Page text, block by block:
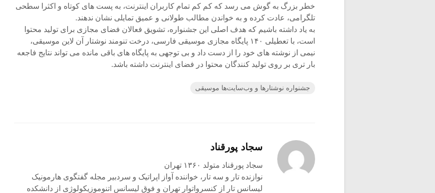
خطر بزرگ به گوش می رسد که کم کم تمام کاربران اینترنت، به پست های کوتاه و اکثرا سطحی
تلگرامی، عادت کرده و به خواندن مطالب طولانی و عمیق تمایلی نشان ندهند.
به یاد داشته باشیم که هدف اصلی این جشنواره، تشویق فعالان فضای مجازی برای تولید محتوا
است، با تعطیلی ۱۴۰ پایگاه مجازی موسیقی فارسی، درخت تنومند نوشتار آن لاین موسیقی،
نیمی از نوشته های خود را از دست داد و بی توجهی به پایگاه های باقی مانده می تواند نتایج فاجعه
بار تری بر روی تولید کنندگان محتوا در فضای اینترنت داشته باشد.
جشنواره نوشتارها و وب‌سایت‌ها موسیقی
سجاد پورقناد
سجاد پورقناد متولد ۱۳۶۰ تهران
نوازنده تار و سه تار، خواننده آواز اپراتیک و سردبیر مجله گفتگوی هارمونیک
لیسانس تار از کنسرواتوار تهران و فوق لیسانس اتنوموزیکولوژی از دانشکده